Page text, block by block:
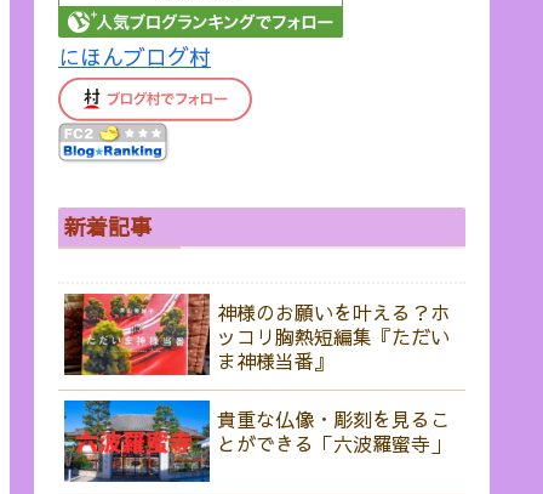
にほんブログ村
新着記事
神様のお願いを叶える？ホ
ッコリ胸熱短編集『ただい
ま神様当番』
貴重な仏像・彫刻を見るこ
とができる「六波羅蜜寺」